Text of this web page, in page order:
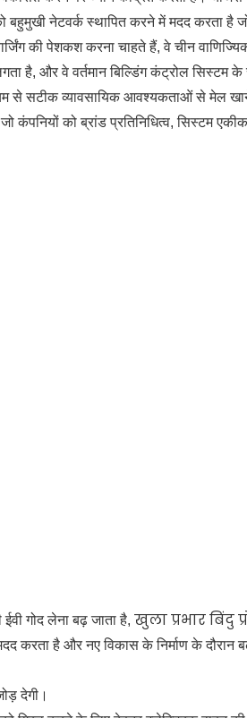
नेटवर्क स्थापित करने में मदद करता है
की पेशकश करना चाहते हैं, वे चीन
है, और वे वर्तमान बिल्डिंग कंट्रोल
से सटीक व्यावसायिक आवश्यकताओं से मेल
कंपनियों को ब्रांड प्रतिनिधित्व, सिस्टम
गोद लेना बढ़ जाता है, खुला प्रभार बिंदु
करता है और नए विकास के निर्माण के
देगी।